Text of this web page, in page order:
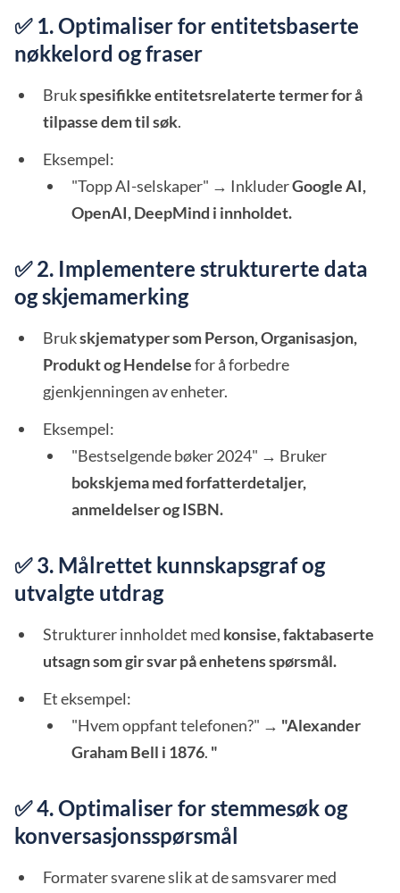
✅ 1. Optimaliser for entitetsbaserte
nøkkelord og fraser
Brukspesifikke entitetsrelaterte termer for å
tilpasse dem til søk.
Eksempel:
"Topp AI-selskaper" → InkluderGoogle AI,
OpenAI, DeepMind i innholdet.
✅ 2. Implementere strukturerte data
og skjemamerking
Brukskjematyper som Person, Organisasjon,
Produkt og Hendelsefor å forbedre
gjenkjenningen av enheter.
Eksempel:
"Bestselgende bøker 2024" → Bruker
bokskjema med forfatterdetaljer,
anmeldelser og ISBN.
✅ 3. Målrettet kunnskapsgraf og
utvalgte utdrag
Strukturer innholdet med konsise, faktabaserte
utsagn som gir svar på enhetens spørsmål.
Et eksempel:
"Hvem oppfant telefonen?" → "Alexander
Graham Bell i 1876. "
✅ 4. Optimaliser for stemmesøk og
konversasjonsspørsmål
Formater svarene slik at de samsvarer med